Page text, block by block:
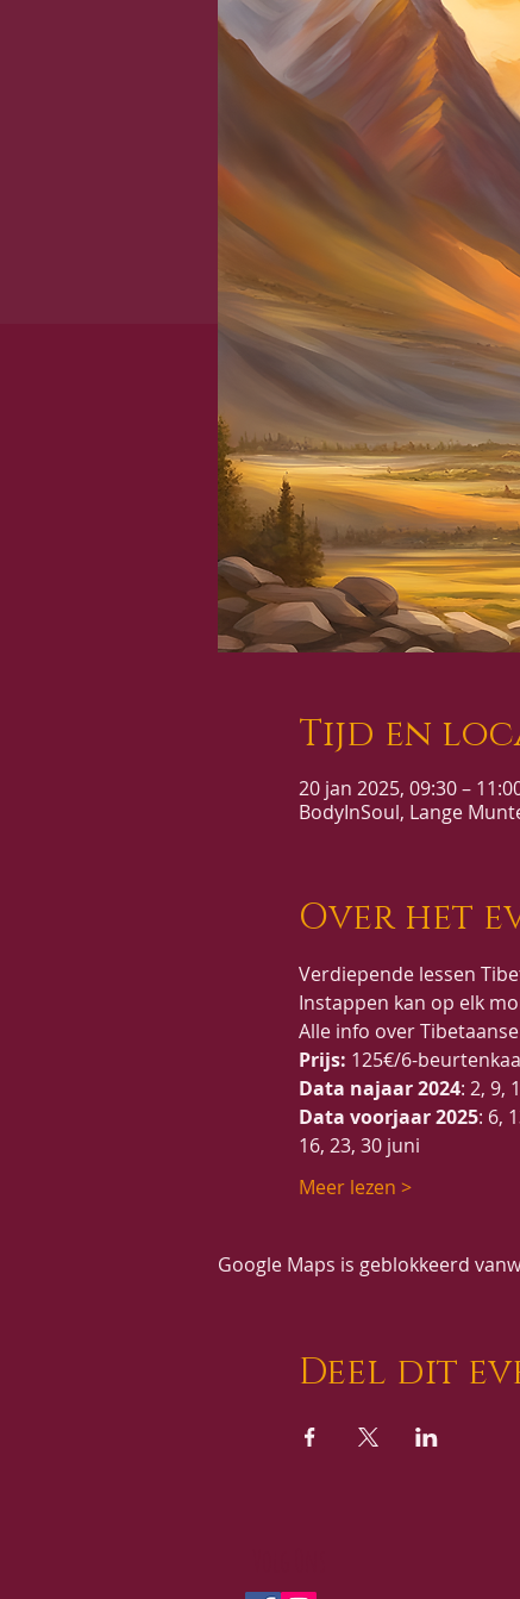
Tijd en
20 jan 2025, 09:30 –
BodyInSoul, Lange
Over het
Verdiepende lessen
Instappen kan op elk
Alle info over
Prijs: 125€/6-
Data najaar 2024: 2, 9,
Data voorjaar 2025: 6,
16, 23, 30 juni
Meer lezen >
Google Maps is geblokkeerd
Deel dit